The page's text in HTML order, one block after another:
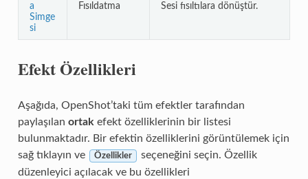
Fısıldatma Sesi fısıltılara dönüştür.
Efekt Özellikleri
Aşağıda, OpenShot’taki tüm efektler tarafından
paylaşılan ortakefekt özelliklerinin bir listesi
bulunmaktadır. Bir efektin özelliklerini görüntülemek için
sağ tıklayın ve
Özellikler
seçeneğini seçin. Özellik
düzenleyici açılacak ve bu özellikleri